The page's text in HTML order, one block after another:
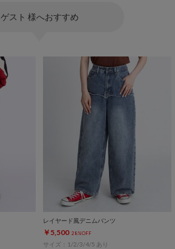
ゲスト 様へおすすめ
レイヤード風デニムパンツ
￥5,500 28%OFF
サイズ：1/2/3/4/5 あり